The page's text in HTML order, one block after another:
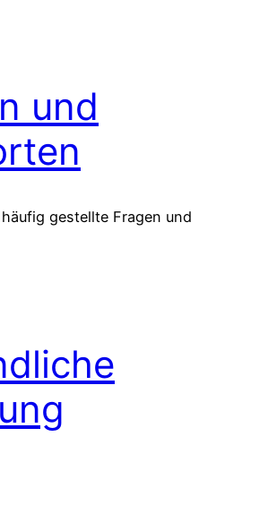
und
gestellte Fragen und